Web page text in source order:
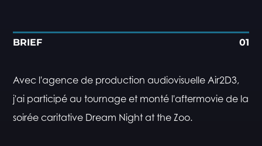
BRIEF 01
Avec l'agence de production audiovisuelle Air2D3,
j'ai participé au tournage et monté l'aftermovie de la
soirée caritative Dream Night at the Zoo.